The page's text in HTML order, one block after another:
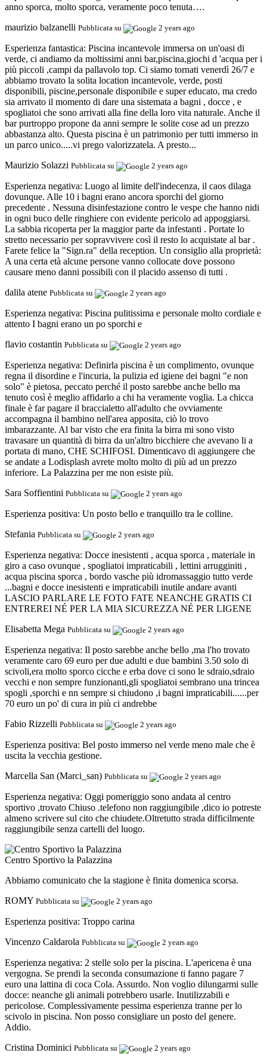
anno sporca, molto sporca, veramente poco tenuta….
maurizio balzanelli Pubblicata su 2 years ago
Esperienza fantastica: Piscina incantevole immersa on un'oasi di
verde, ci andiamo da moltissimi anni bar,piscina,giochi d 'acqua per i
più piccoli ,campi da pallavolo top. Ci siamo tornati venerdì 26/7 e
abbiamo trovato la solita location incantevole, verde, posti
disponibili, piscine,personale disponibile e super educato, ma credo
sia arrivato il momento di dare una sistemata a bagni , docce , e
spogliatoi che sono arrivati alla fine della loro vita naturale. Anche il
bar purtroppo propone da anni sempre le solite cose ad un prezzo
abbastanza alto. Questa piscina è un patrimonio per tutti immerso in
un parco unico.....vi prego valorizzatela. A presto...
Maurizio Solazzi Pubblicata su 2 years ago
Esperienza negativa: Luogo al limite dell'indecenza, il caos dilaga
dovunque. Alle 10 i bagni erano ancora sporchi del giorno
precedente . Nessuna disinfestazione contro le vespe che hanno nidi
in ogni buco delle ringhiere con evidente pericolo ad appoggiarsi.
La sabbia ricoperta per la maggior parte da infestanti . Portate lo
stretto necessario per sopravvivere così il resto lo acquistate al bar .
Farete felice la "Sign.ra" della reception. Un consiglio alla proprietà:
A una certa età alcune persone vanno collocate dove possono
causare meno danni possibili con il placido assenso di tutti .
dalila atene Pubblicata su 2 years ago
Esperienza negativa: Piscina pulitissima e personale molto cordiale e
attento I bagni erano un po sporchi e
flavio costantin Pubblicata su 2 years ago
Esperienza negativa: Definirla piscina è un complimento, ovunque
regna il disordine e l'incuria, la pulizia ed igiene dei bagni "e non
solo" è pietosa, peccato perché il posto sarebbe anche bello ma
tenuto così è meglio affidarlo a chi ha veramente voglia. La chicca
finale è far pagare il braccialetto all'adulto che ovviamente
accompagna il bambino nell'area apposita, ciò lo trovo
imbarazzante. Al bar visto che era finita la birra mi sono visto
travasare un quantità di birra da un'altro bicchiere che avevano li a
portata di mano, CHE SCHIFOSI. Dimenticavo di aggiungere che
se andate a Lodisplash avrete molto molto di più ad un prezzo
inferiore. La Palazzina per me non esiste più.
Sara Soffientini Pubblicata su 2 years ago
Esperienza positiva: Un posto bello e tranquillo tra le colline.
Stefania Pubblicata su 2 years ago
Esperienza negativa: Docce inesistenti , acqua sporca , materiale in
giro a caso ovunque , spogliatoi impraticabili , lettini arrugginiti ,
acqua piscina sporca , bordo vasche più idromassaggio tutto verde
...bagni e docce inesistenti e impraticabili inutile andare avanti
LASCIO PARLARE LE FOTO FATE NEANCHE GRATIS CI
ENTREREI NÉ PER LA MIA SICUREZZA NÉ PER LIGENE
Elisabetta Mega Pubblicata su 2 years ago
Esperienza negativa: Il posto sarebbe anche bello ,ma l'ho trovato
veramente caro 69 euro per due adulti e due bambini 3.50 solo di
scivoli,era molto sporco cicche e erba dove ci sono le sdraio,sdraio
vecchi e non sempre funzionanti,gli spogliatoi sembrano una trincea
spogli ,sporchi e nn sempre si chiudono ,i bagni impraticabili......per
70 euro un po' di cura in più ci andrebbe
Fabio Rizzelli Pubblicata su 2 years ago
Esperienza positiva: Bel posto immerso nel verde meno male che è
uscita la vecchia gestione.
Marcella San (Marci_san) Pubblicata su 2 years ago
Esperienza negativa: Oggi pomeriggio sono andata al centro
sportivo ,trovato Chiuso .telefono non raggiungibile ,dico io potreste
almeno scrivere sul cito che chiudete.Oltretutto strada difficilmente
raggiungibile senza cartelli del luogo.
Centro Sportivo la Palazzina
Abbiamo comunicato che la stagione è finita domenica scorsa.
ROMY Pubblicata su 2 years ago
Esperienza positiva: Troppo carina
Vincenzo Caldarola Pubblicata su 2 years ago
Esperienza negativa: 2 stelle solo per la piscina. L'apericena è una
vergogna. Se prendi la seconda consumazione ti fanno pagare 7
euro una lattina di coca Cola. Assurdo. Non voglio dilungarmi sulle
docce: neanche gli animali potrebbero usarle. Inutilizzabili e
pericolose. Complessivamente pessima esperienza tranne per lo
scivolo in piscina. Non posso consigliare un posto del genere.
Addio.
Cristina Dominici Pubblicata su 2 years ago